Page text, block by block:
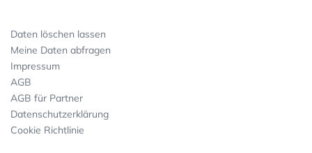
Daten löschen lassen
Meine Daten abfragen
Impressum
AGB
AGB für Partner
Datenschutzerklärung
Cookie Richtlinie